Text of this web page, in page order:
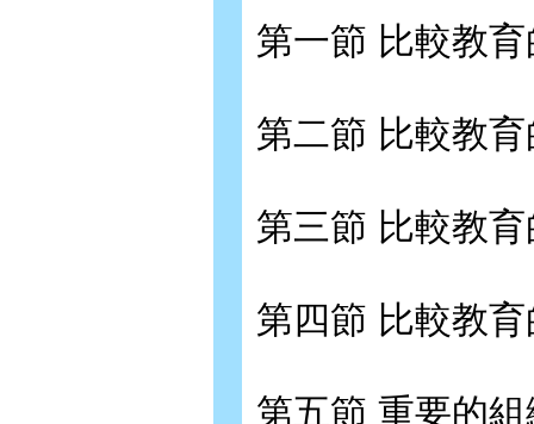
第一節 比較教
第二節 比較教
第三節 比較教
第四節 比較教
第五節 重要的